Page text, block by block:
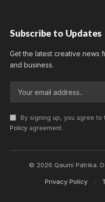
Subscribe to Updates
Get the latest creative news
and business.
By signing up, you agree
Policy agreement.
© 2026 Qaumi Patrika.
Privacy Policy